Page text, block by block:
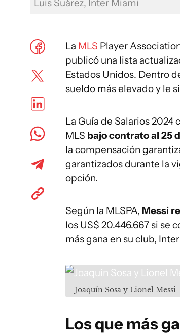
Luis Suárez, Inter Miami
La MLS Player
publicó una lista
Estados Unidos. Dentro
sueldo más elevado y le
La Guía de Salarios
MLS bajo contrato al 25
la compensación
garantizados durante la
opción.
Según la MLSPA, Messi
los US$ 20.446.667 si se
más gana en su club,
Joaquín Sosa y Lionel Messi
Los que más